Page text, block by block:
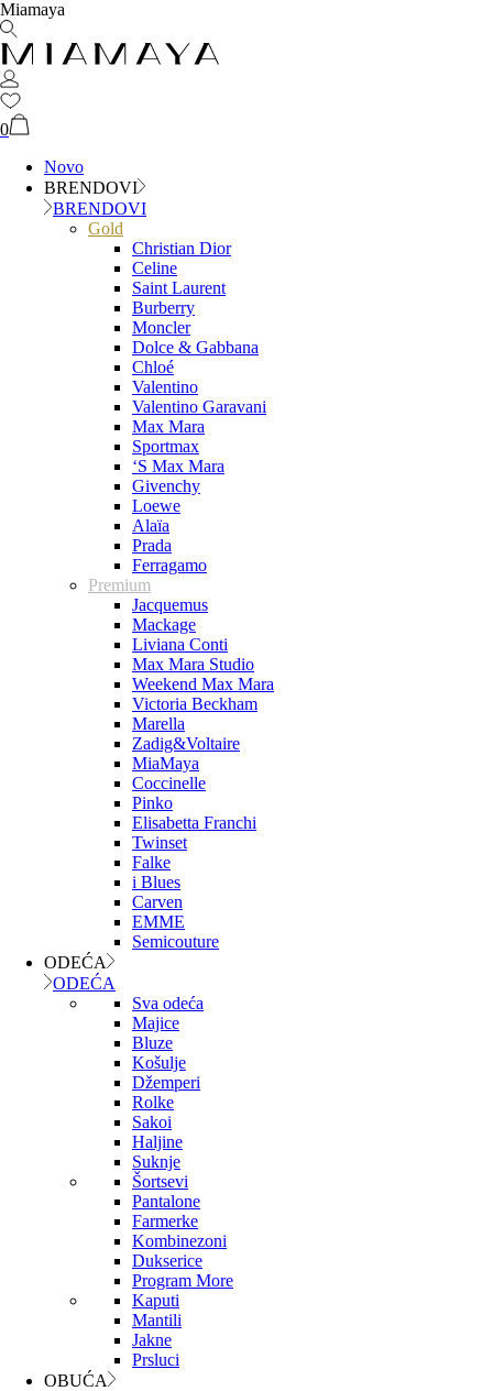
Miamaya
0
Novo
BRENDOVI
BRENDOVI
Gold
Christian Dior
Celine
Saint Laurent
Burberry
Moncler
Dolce & Gabbana
Chloé
Valentino
Valentino Garavani
Max Mara
Sportmax
‘S Max Mara
Givenchy
Loewe
Alaïa
Prada
Ferragamo
Premium
Jacquemus
Mackage
Liviana Conti
Max Mara Studio
Weekend Max Mara
Victoria Beckham
Marella
Zadig&Voltaire
MiaMaya
Coccinelle
Pinko
Elisabetta Franchi
Twinset
Falke
i Blues
Carven
EMME
Semicouture
ODEĆA
ODEĆA
Sva odeća
Majice
Bluze
Košulje
Džemperi
Rolke
Sakoi
Haljine
Suknje
Šortsevi
Pantalone
Farmerke
Kombinezoni
Dukserice
Program More
Kaputi
Mantili
Jakne
Prsluci
OBUĆA